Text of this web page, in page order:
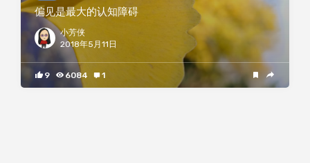
偏见是最大的认知障碍
小芳侠
2018年5月11日
9 6084 1